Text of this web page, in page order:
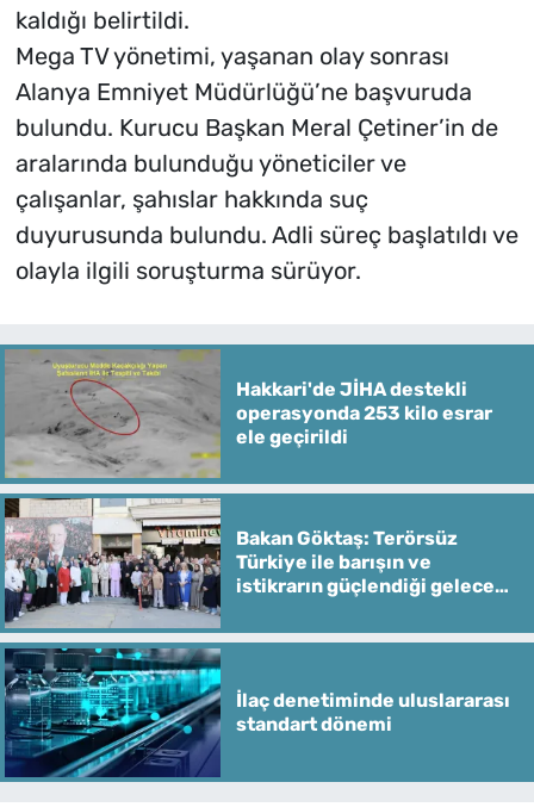
kaldığı belirtildi.
Mega TV yönetimi, yaşanan olay sonrası
Alanya Emniyet Müdürlüğü’ne başvuruda
bulundu. Kurucu Başkan Meral Çetiner’in de
aralarında bulunduğu yöneticiler ve
çalışanlar, şahıslar hakkında suç
duyurusunda bulundu. Adli süreç başlatıldı ve
olayla ilgili soruşturma sürüyor.
Hakkari'de JİHA destekli
operasyonda 253 kilo esrar
ele geçirildi
Bakan Göktaş: Terörsüz
Türkiye ile barışın ve
istikrarın güçlendiği gelecek
İlaç denetiminde uluslararası
standart dönemi